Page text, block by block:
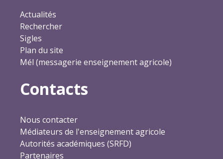
Actualités
Rechercher
Sigles
Plan du site
Mél (messagerie enseignement agricole)
Contacts
Nous contacter
Médiateurs de l'enseignement agricole
Autorités académiques (SRFD)
Partenaires